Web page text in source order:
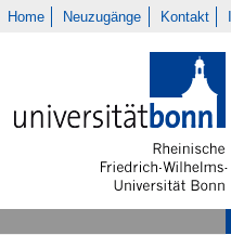
Home Neuzugänge Kontakt